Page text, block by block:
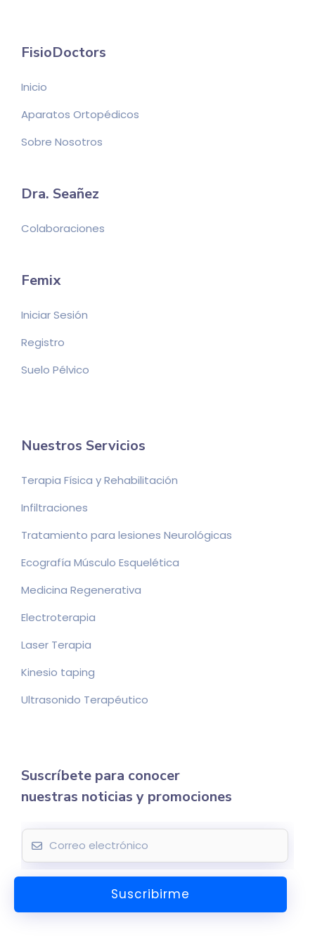
FisioDoctors
Inicio
Aparatos Ortopédicos
Sobre Nosotros
Dra. Seañez
Colaboraciones
Femix
Iniciar Sesión
Registro
Suelo Pélvico
Nuestros Servicios
Terapia Física y Rehabilitación
Infiltraciones
Tratamiento para lesiones Neurológicas
Ecografía Músculo Esquelética
Medicina Regenerativa
Electroterapia
Laser Terapia
Kinesio taping
Ultrasonido Terapéutico
Suscríbete para conocer
nuestras noticias y promociones
m
a
l
Suscribirme